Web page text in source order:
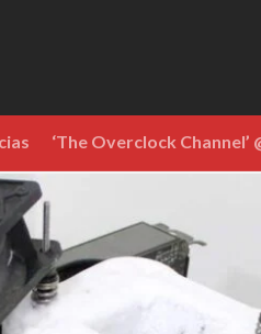
‘The Overclock Channel’